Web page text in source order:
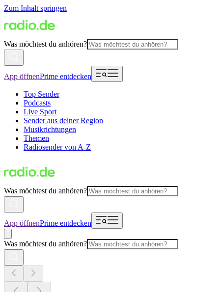
Zum Inhalt springen
Was möchtest du anhören?
App öffnenPrime entdecken
Top Sender
Podcasts
Live Sport
Sender aus deiner Region
Musikrichtungen
Themen
Radiosender von A-Z
Was möchtest du anhören?
App öffnenPrime entdecken
Was möchtest du anhören?